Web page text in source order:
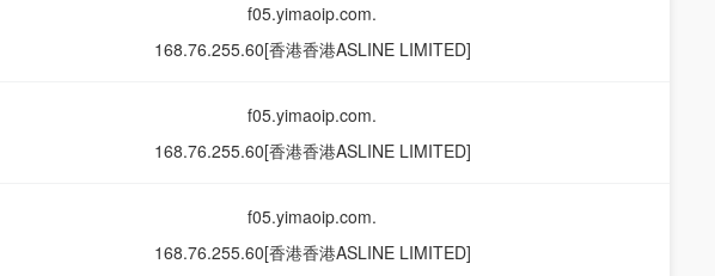
f05.yimaoip.com.
168.76.255.60[香港香港ASLINE LIMITED]
f05.yimaoip.com.
168.76.255.60[香港香港ASLINE LIMITED]
f05.yimaoip.com.
168.76.255.60[香港香港ASLINE LIMITED]